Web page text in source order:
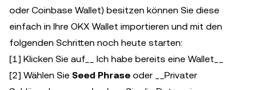
oder Coinbase Wallet) besitzen können Sie diese
einfach in Ihre OKX Wallet importieren und mit den
folgenden Schritten noch heute starten:
[1] Klicken Sie auf__ Ich habe bereits eine Wallet__
[2] Wählen Sie Seed Phrase oder __Privater